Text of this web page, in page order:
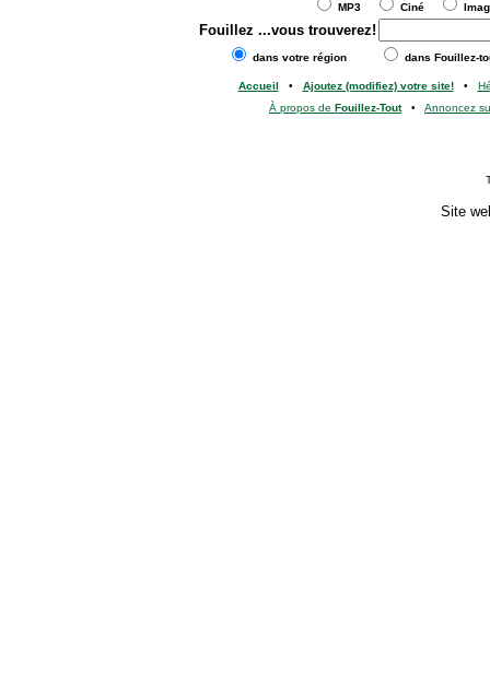
MP3 Ciné
Fouillez ...vous trouverez!
dans votre région dans Fouillez-
Accueil • Ajoutez (modifiez) votre site!•
À propos de Fouillez-Tout• Annoncez
Site